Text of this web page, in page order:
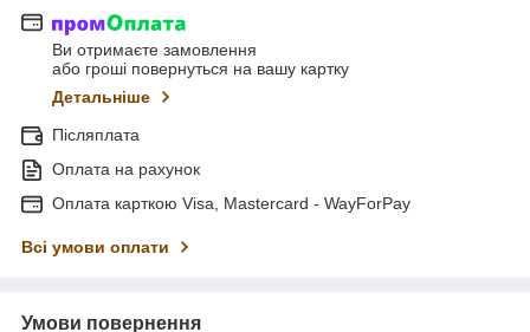
Ви отримаєте замовлення
або гроші повернуться на вашу картку
Детальніше
Післяплата
Оплата на рахунок
Оплата карткою Visa, Mastercard - WayForPay
Всі умови оплати
Умови повернення